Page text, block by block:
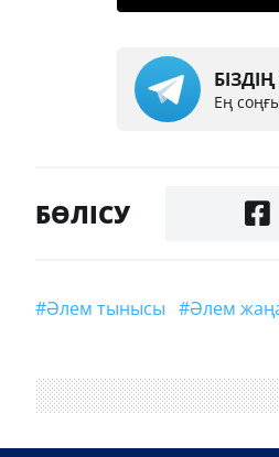
Ең
БӨЛІСУ
#Әлем тынысы #Әлем